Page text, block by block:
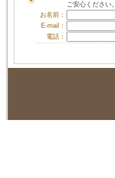
ご安心ください。
お名前：
E-mail：
電話：